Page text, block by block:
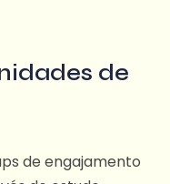
de
de​ engajamento